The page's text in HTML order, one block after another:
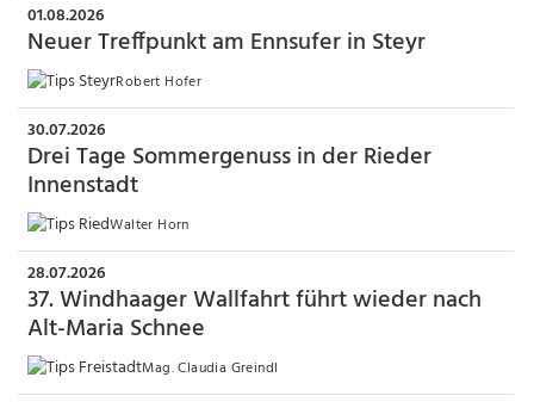
01.08.2026
Neuer Treffpunkt am Ennsufer in Steyr
Robert Hofer
30.07.2026
Drei Tage Sommergenuss in der Rieder
Innenstadt
Walter Horn
28.07.2026
37. Windhaager Wallfahrt führt wieder nach
Alt-Maria Schnee
Mag. Claudia Greindl